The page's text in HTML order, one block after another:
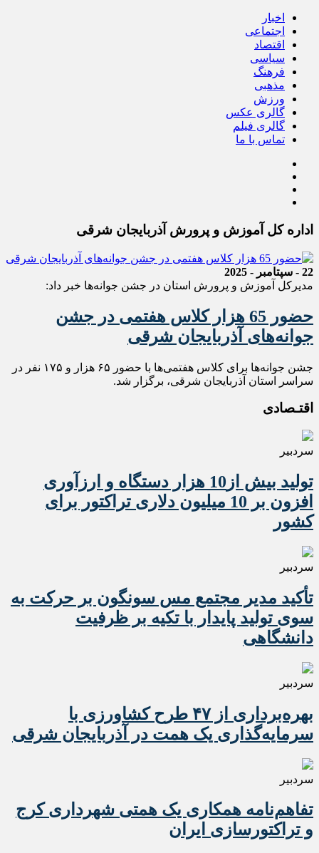
اخبار
اجتماعی
اقتصاد
سیاسی
فرهنگ
مذهبی
ورزش
گالری عکس
گالری فیلم
تماس با ما
اداره کل آموزش و پرورش آذربایجان شرقی
22 - سپتامبر - 2025
مدیرکل آموزش و پرورش استان در جشن جوانه‌ها خبر داد:
حضور 65 هزار کلاس هفتمی در جشن
جوانه‌های آذربایجان شرقی
جشن جوانه‌ها برای کلاس هفتمی‌ها با حضور ۶۵ هزار و ۱۷۵ نفر در
سراسر استان آذربایجان شرقی، برگزار شد.
اقتـصادی
سردبیر
تولید بیش از10 هزار دستگاه و ارزآوری
افزون بر 10 میلیون دلاری تراکتور برای
کشور
سردبیر
تأکید مدیر مجتمع مس سونگون بر حرکت به
سوی تولید پایدار با تکیه بر ظرفیت
دانشگاهی
سردبیر
بهره‌برداری از ۴۷ طرح کشاورزی با
سرمایه‌گذاری یک همت در آذربایجان شرقی
سردبیر
تفاهم‌نامه همکاری یک همتی شهرداری کرج
و تراکتورسازی ایران